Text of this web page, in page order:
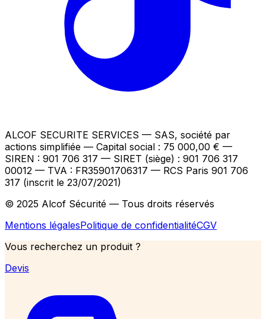
ALCOF SECURITE SERVICES — SAS, société par
actions simplifiée — Capital social : 75 000,00 € —
SIREN : 901 706 317 — SIRET (siège) : 901 706 317
00012 — TVA : FR35901706317 — RCS Paris 901 706
317 (inscrit le 23/07/2021)
© 2025 Alcof Sécurité — Tous droits réservés
Mentions légalesPolitique de confidentialitéCGV
Vous recherchez un produit ?
Devis